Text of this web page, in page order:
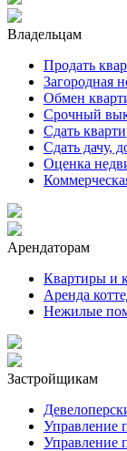
Владельцам
Продать
Загородная
Обмен
Срочный
Сдать
Сдать дачу,
Оценка
Арендаторам
Квартиры и
Аренда
Нежилые
Застройщикам
Управление
Управление